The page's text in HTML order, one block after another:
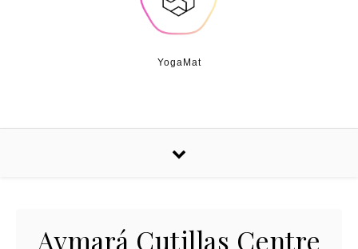
YogaMat
Aymará Cutillas Centre